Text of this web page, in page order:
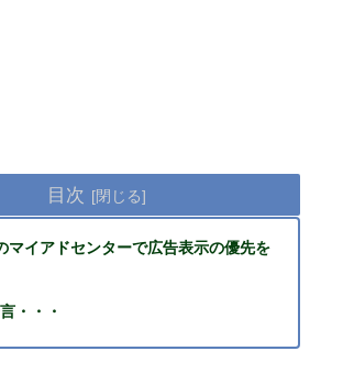
目次
マイアドセンターで広告表示の優先を
・・・